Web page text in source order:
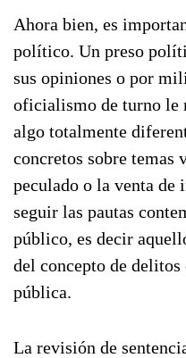
Ahora bien, es
político. Un preso
sus opiniones o por
oficialismo de turno le
algo totalmente
concretos sobre temas
peculado o la venta de
seguir las pautas
público, es decir
del concepto de
pública.
La revisión de